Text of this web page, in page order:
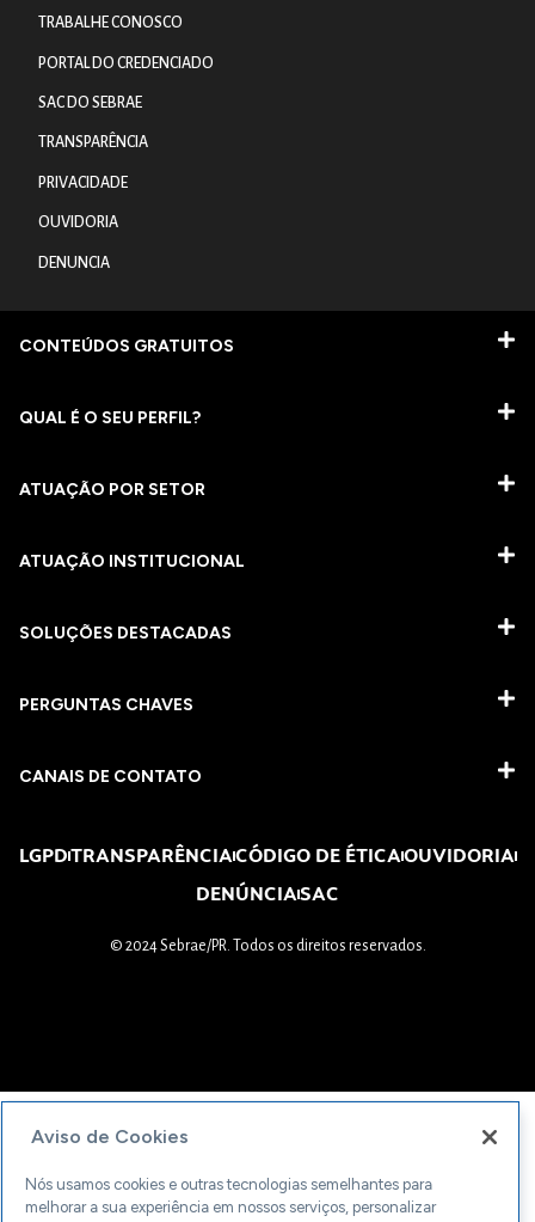
TRABALHE CONOSCO
PORTAL DO CREDENCIADO
SAC DO SEBRAE
TRANSPARÊNCIA
PRIVACIDADE
OUVIDORIA
DENUNCIA
CONTEÚDOS GRATUITOS
QUAL É O SEU PERFIL?
ATUAÇÃO POR SETOR
ATUAÇÃO INSTITUCIONAL
SOLUÇÕES DESTACADAS
PERGUNTAS CHAVES​
CANAIS DE CONTATO
LGPDTRANSPARÊNCIACÓDIGO DE ÉTICAOUVIDORIA
DENÚNCIASAC
© 2024 Sebrae/PR. Todos os direitos reservados.
Aviso de Cookies
Nós usamos cookies e outras tecnologias semelhantes para
melhorar a sua experiência em nossos serviços, personalizar